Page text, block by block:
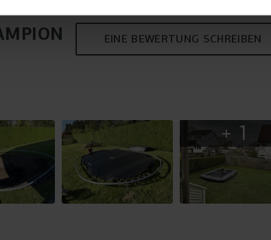
QUALITÄT
EINE BEWERTUNG SCHREIBEN
+ 1